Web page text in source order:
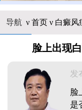
导航 ν 首页ν 白癜风
脸上出现
发
脸
是